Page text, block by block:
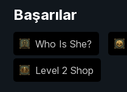
Başarılar
Who Is She?
Level 2 Shop